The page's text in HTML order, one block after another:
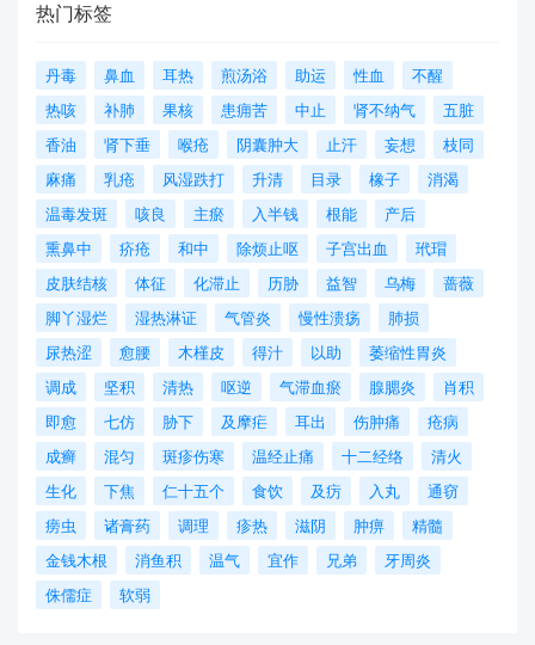
热门标签
丹毒 鼻血 耳热 煎汤浴 助运 性血
不醒
热咳
补肺 果核 患痈苦 中止 肾不纳气
五脏
香油
肾下垂 喉疮 阴囊肿大 止汗 妄想
枝同
麻痛
乳疮 风湿跌打 升清 目录 橡子
消渴
温毒发斑
咳良 主瘀 入半钱 根能
产后
熏鼻中
疥疮 和中 除烦止呕 子宫出血
玳瑁
皮肤结核
体征 化滞止 历胁 益智 乌梅
蔷薇
脚丫湿烂
湿热淋证 气管炎 慢性溃疡
肺损
尿热涩
愈腰 木槿皮 得汁 以助
萎缩性胃炎
调成
坚积 清热 呕逆 气滞血瘀 腺腮炎
肖积
即愈
七仿 胁下 及摩疟 耳出 伤肿痛
疮病
成癣
混匀 斑疹伤寒 温经止痛 十二经络
清火
生化
下焦 仁十五个 食饮 及疠 入丸
通窃
痨虫
诸膏药 调理 疹热 滋阴 肿痹
精髓
金钱木根
消鱼积 温气 宜作 兄弟
牙周炎
侏儒症
软弱